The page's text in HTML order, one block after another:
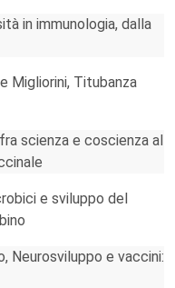
in immunologia, dalla
Migliorini, Titubanza
scienza e coscienza al
e sviluppo del
Neurosviluppo e vaccini: